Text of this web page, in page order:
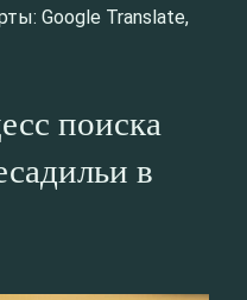
Google Translate,
поиска
в